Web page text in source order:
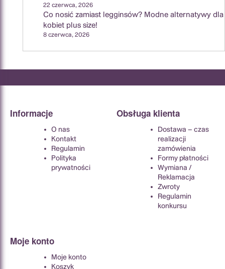
22 czerwca, 2026
Co nosić zamiast legginsów? Modne alternatywy dla
kobiet plus size!
8 czerwca, 2026
Informacje
O nas
Kontakt
Regulamin
Polityka
prywatności
Obsługa klienta
Dostawa – czas
realizacji
zamówienia
Formy płatności
Wymiana /
Reklamacja
Zwroty
Regulamin
konkursu
Moje konto
Moje konto
Koszyk